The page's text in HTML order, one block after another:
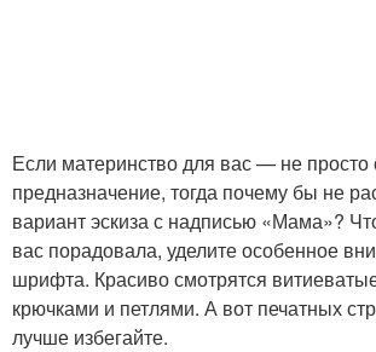
Если материнство для вас — не просто
предназначение, тогда почему бы не
вариант эскиза с надписью «Мама»?
вас порадовала, уделите особенное
шрифта. Красиво смотрятся
крючками и петлями. А вот печатных
лучше избегайте.